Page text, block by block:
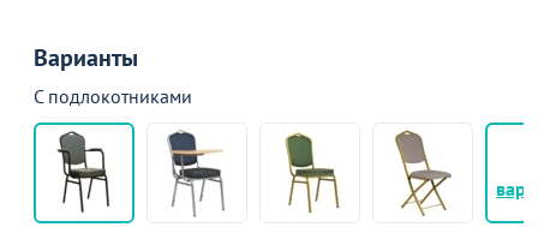
Варианты
С подлокотниками